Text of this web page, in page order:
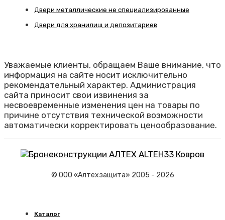
Двери металлические не специализированные
Двери для хранилищ и депозитариев
Уважаемые клиенты, обращаем Ваше внимание, что
информация на сайте носит исключительно
рекомендательный характер. Администрация
сайта приносит свои извинения за
несвоевременные изменения цен на товары по
причине отсутствия технической возможности
автоматически корректировать ценообразование.
© ООО «Алтехзащита» 2005 - 2026
Каталог